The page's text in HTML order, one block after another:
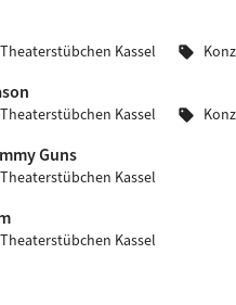
Theaterstübchen Kassel sell
Theaterstübchen Kassel sell
Guns
Theaterstübchen Kassel
Theaterstübchen Kassel